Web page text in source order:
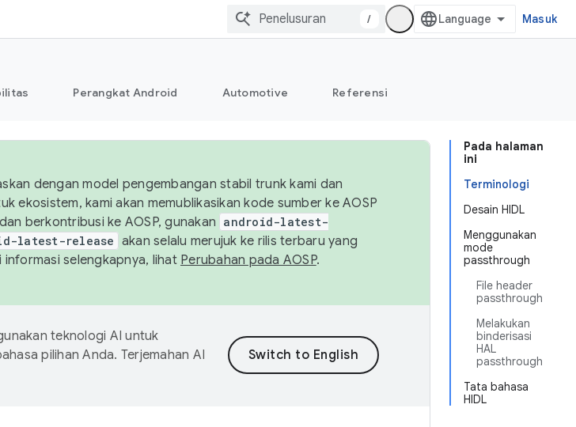
/ Masuk
Perangkat Android Automotive Referensi
Pada halaman
ini
Terminologi
Desain HIDL
Menggunakan
mode
passthrough
File header
passthrough
Melakukan
binderisasi
HAL
passthrough
Tata bahasa
HIDL
dengan model pengembangan stabil trunk kami dan
ekosistem, kami akan memublikasikan kode sumber ke AOSP
berkontribusi ke AOSP, gunakan android-latest-
latest-release akan selalu merujuk ke rilis terbaru yang
informasi selengkapnya, lihat Perubahan pada AOSP.
teknologi AI untuk
pilihan Anda. Terjemahan AI